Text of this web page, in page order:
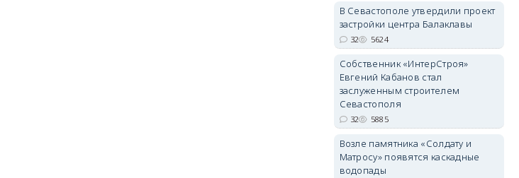
В Севастополе утвердили проект
застройки центра Балаклавы
32 5624
Собственник «ИнтерСтроя»
Евгений Кабанов стал
заслуженным строителем
Севастополя
32 5885
Возле памятника «Солдату и
Матросу» появятся каскадные
водопады